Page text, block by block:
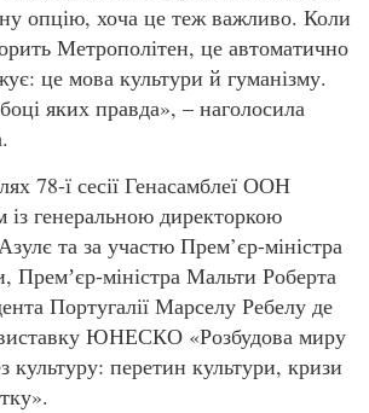
опцію, хоча це теж важливо. Коли
Метрополітен, це автоматично
це мова культури й гуманізму.
яких правда», – наголосила
78-ї сесії Генасамблеї ООН
із генеральною директоркою
та за участю Прем’єр-міністра
Премʼєр-міністра Мальти Роберта
Португалії Марселу Ребелу де
ЮНЕСКО «Розбудова миру
культуру: перетин культури, кризи